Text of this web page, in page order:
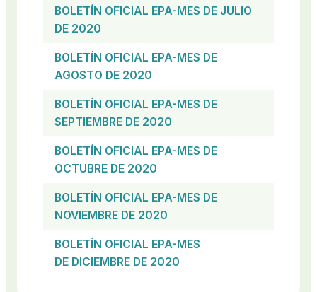
BOLETÍN OFICIAL EPA-MES DE JULIO
DE 2020
BOLETÍN OFICIAL EPA-MES DE
AGOSTO DE 2020
BOLETÍN OFICIAL EPA-MES DE
SEPTIEMBRE DE 2020
BOLETÍN OFICIAL EPA-MES DE
OCTUBRE DE 2020
BOLETÍN OFICIAL EPA-MES DE
NOVIEMBRE DE 2020
BOLETÍN OFICIAL EPA-MES
DE DICIEMBRE DE 2020